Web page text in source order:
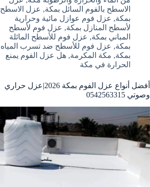
الاسطح بالفوم السائل بمكة, عزل الاسطح
بمكة, عزل فوم عوازل مائية وحرارية
لأسطح المنازل بمكة, عزل فوم لأسطح
المباني بمكة, عزل فوم للأسطح المائلة
بمكة, عزل فوم للأسطح ضد تسرب المياه
بمكة, مكة المكرمة,هل عزل الفوم يمنع
الحرارة في مكة
أفضل أنواع عزل الفوم بمكة 2026|عزل حراري
وصوتي 0542563315